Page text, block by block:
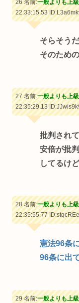
26 名前:一般よりも上
22:33:15.53
そらそうだ
そのため
27 名前:一般よりも上
22:35:29.13
批判され
安倍が批
してるけど
28 名前:一般よりも上
22:35:55.77
憲法96条
96条に出
29 名前:一般よりも上